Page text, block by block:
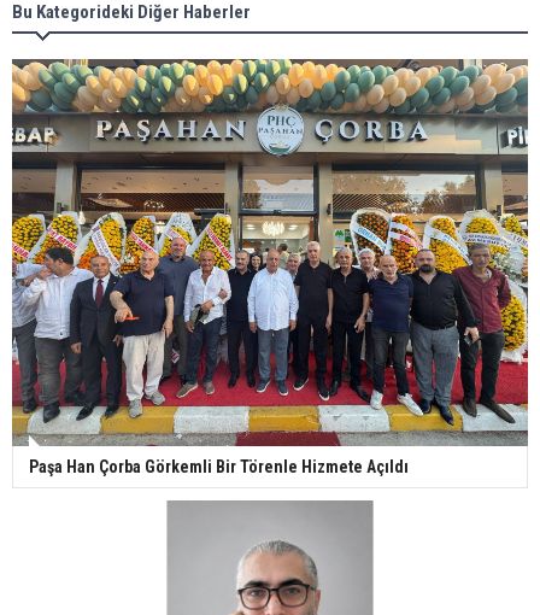
Bu Kategorideki Diğer Haberler
Paşa Han Çorba Görkemli Bir Törenle Hizmete Açıldı